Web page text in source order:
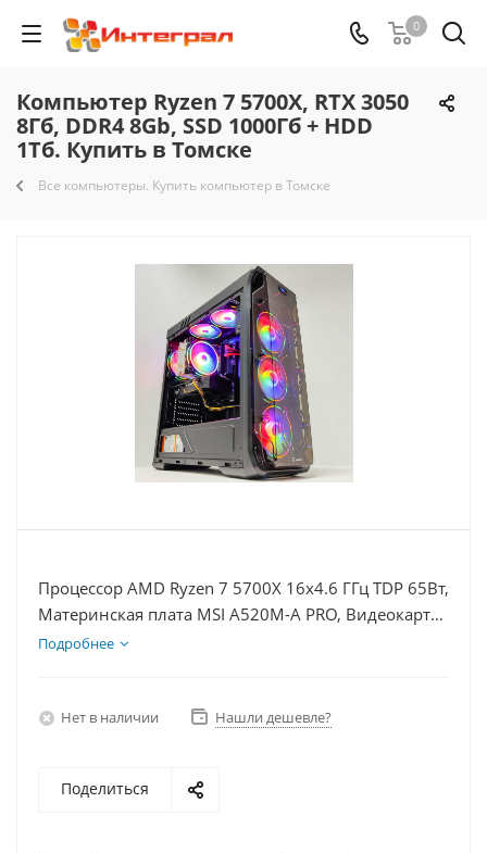
0
Компьютер Ryzen 7 5700X, RTX 3050
8Гб, DDR4 8Gb, SSD 1000Гб + HDD
1Тб. Купить в Томске
Все компьютеры. Купить компьютер в Томске
Процессор AMD Ryzen 7 5700X 16x4.6 ГГц TDP 65Вт,
Материнская плата MSI A520M-A PRO, Видеокарта
RTX 3050 8Гб, Память DDR4 8Gb, Диски SSD
Подробнее
Нет в наличии Нашли дешевле?
Поделиться